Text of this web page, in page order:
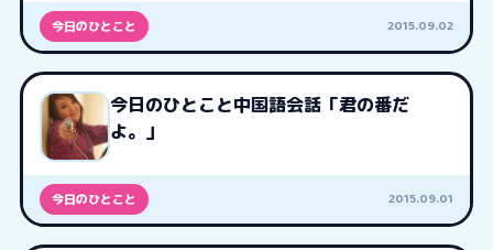
今日のひとこと 2015.09.02
今日のひとこと中国語会話「君の番だ
よ。」
今日のひとこと 2015.09.01